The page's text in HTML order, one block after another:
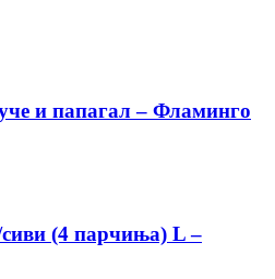
и папагал – Фламинго
(4 парчиња) L –